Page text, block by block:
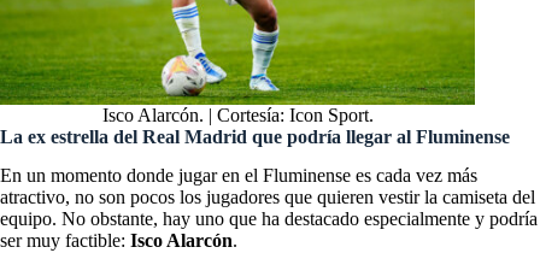
Isco Alarcón. | Cortesía: Icon Sport.
La ex estrella del Real Madrid que podría llegar al Fluminense
En un momento donde jugar en el Fluminense es cada vez más
atractivo, no son pocos los jugadores que quieren vestir la camiseta del
equipo. No obstante, hay uno que ha destacado especialmente y podría
ser muy factible: Isco Alarcón.